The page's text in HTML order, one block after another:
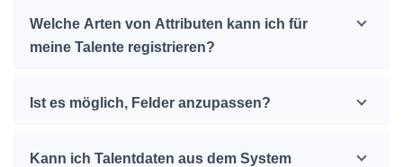
Welche Arten von Attributen kann ich für
meine Talente registrieren?
Ist es möglich, Felder anzupassen?
Kann ich Talentdaten aus dem System